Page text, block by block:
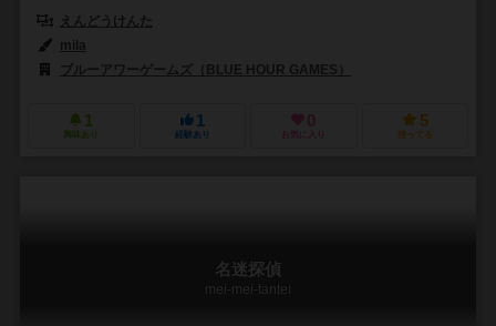
えんどうけんた
mila
ブルーアワーゲームズ（BLUE HOUR GAMES）
1
興味あり
1
経験あり
0
お気に入り
5
持ってる
名迷探偵
mei-mei-tantei